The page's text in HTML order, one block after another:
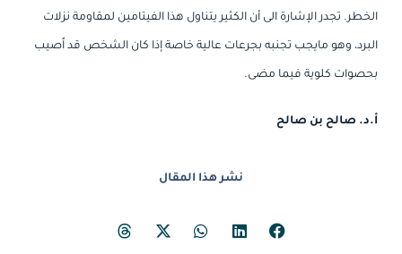
الخطر. تجدر الإشارة الى أن الكثير يتناول هذا الفيتامين لمقاومة نزلات
البرد، وهو مايجب تجنبه بجرعات عالية خاصة إذا كان الشخص قد اُصيب
بحصوات كلوية فيما مضى.
أ.د. صالح بن صالح
نشر هذا المقال